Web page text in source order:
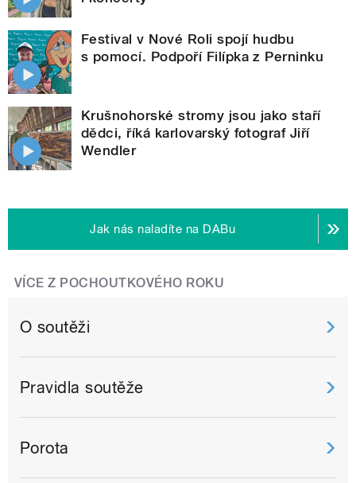
Festival v Nové Roli spojí hudbu
s pomocí. Podpoří Filípka z Perninku
Krušnohorské stromy jsou jako staří
dědci, říká karlovarský fotograf Jiří
Wendler
Jak nás naladíte na DABu
VÍCE Z POCHOUTKOVÉHO ROKU
O soutěži
Pravidla soutěže
Porota